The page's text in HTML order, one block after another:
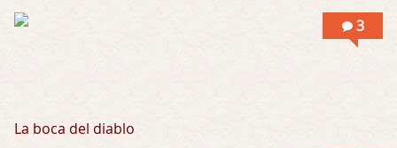
3
La boca del diablo